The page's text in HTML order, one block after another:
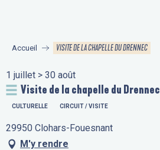
principal
Accueil VISITE DE LA CHAPELLE DU DRENNEC
1 juillet > 30 août
Visite de la chapelle du Drennec
CULTURELLE CIRCUIT / VISITE
29950 Clohars-Fouesnant
M'y rendre